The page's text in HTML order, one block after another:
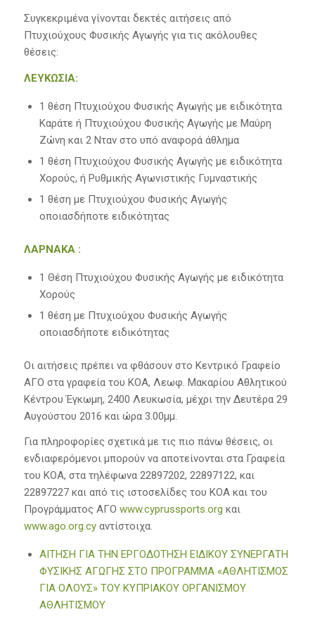
Συγκεκριμένα γίνονται δεκτές αιτήσεις από
Πτυχιούχους Φυσικής Αγωγής για τις ακόλουθες
θέσεις:
ΛΕΥΚΩΣΙΑ:
1 θέση Πτυχιούχου Φυσικής Αγωγής με ειδικότητα
Καράτε ή Πτυχιούχου Φυσικής Αγωγής με Μαύρη
Ζώνη και 2 Νταν στο υπό αναφορά άθλημα
1 θέση Πτυχιούχου Φυσικής Αγωγής με ειδικότητα
Χορούς, ή Ρυθμικής Αγωνιστικής Γυμναστικής
1 θέση με Πτυχιούχου Φυσικής Αγωγής
οποιασδήποτε ειδικότητας
ΛΑΡΝΑΚΑ :
1 Θέση Πτυχιούχου Φυσικής Αγωγής με ειδικότητα
Χορούς
1 θέση με Πτυχιούχου Φυσικής Αγωγής
οποιασδήποτε ειδικότητας
Οι αιτήσεις πρέπει να φθάσουν στο Κεντρικό Γραφείο
ΑΓΟ στα γραφεία του ΚΟΑ, Λεωφ. Μακαρίου Αθλητικού
Κέντρου Έγκωμη, 2400 Λευκωσία, μέχρι την Δευτέρα 29
Αυγούστου 2016 και ώρα 3.00μμ.
Για πληροφορίες σχετικά με τις πιο πάνω θέσεις, οι
ενδιαφερόμενοι μπορούν να αποτείνονται στα Γραφεία
του ΚΟΑ, στα τηλέφωνα 22897202, 22897122, και
22897227 και από τις ιστοσελίδες του ΚΟΑ και του
Προγράμματος ΑΓΟ www.cyprussports.org και
www.ago.org.cyαντίστοιχα.
ΑΙΤΗΣΗ ΓΙΑ ΤΗΝ ΕΡΓΟΔΟΤΗΣΗ ΕΙΔΙΚΟΥ ΣΥΝΕΡΓΑΤΗ
ΦΥΣΙΚΗΣ ΑΓΩΓΗΣ ΣΤΟ ΠΡΟΓΡΑΜΜΑ «ΑΘΛΗΤΙΣΜΟΣ
ΓΙΑ ΟΛΟΥΣ» ΤΟΥ ΚΥΠΡΙΑΚΟΥ ΟΡΓΑΝΙΣΜΟΥ
ΑΘΛΗΤΙΣΜΟΥ